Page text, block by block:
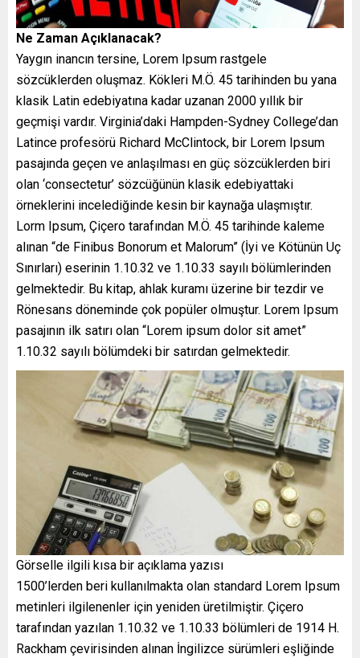
Ne Zaman Açıklanacak?
Yaygın inancın tersine, Lorem Ipsum rastgele
sözcüklerden oluşmaz. Kökleri M.Ö. 45 tarihinden bu yana
klasik Latin edebiyatına kadar uzanan 2000 yıllık bir
geçmişi vardır. Virginia’daki Hampden-Sydney College’dan
Latince profesörü Richard McClintock, bir Lorem Ipsum
pasajında geçen ve anlaşılması en güç sözcüklerden biri
olan ‘consectetur’ sözcüğünün klasik edebiyattaki
örneklerini incelediğinde kesin bir kaynağa ulaşmıştır.
Lorm Ipsum, Çiçero tarafından M.Ö. 45 tarihinde kaleme
alınan “de Finibus Bonorum et Malorum” (İyi ve Kötünün Uç
Sınırları) eserinin 1.10.32 ve 1.10.33 sayılı bölümlerinden
gelmektedir. Bu kitap, ahlak kuramı üzerine bir tezdir ve
Rönesans döneminde çok popüler olmuştur. Lorem Ipsum
pasajının ilk satırı olan “Lorem ipsum dolor sit amet”
1.10.32 sayılı bölümdeki bir satırdan gelmektedir.
Görselle ilgili kısa bir açıklama yazısı
1500’lerden beri kullanılmakta olan standard Lorem Ipsum
metinleri ilgilenenler için yeniden üretilmiştir. Çiçero
tarafından yazılan 1.10.32 ve 1.10.33 bölümleri de 1914 H.
Rackham çevirisinden alınan İngilizce sürümleri eşliğinde